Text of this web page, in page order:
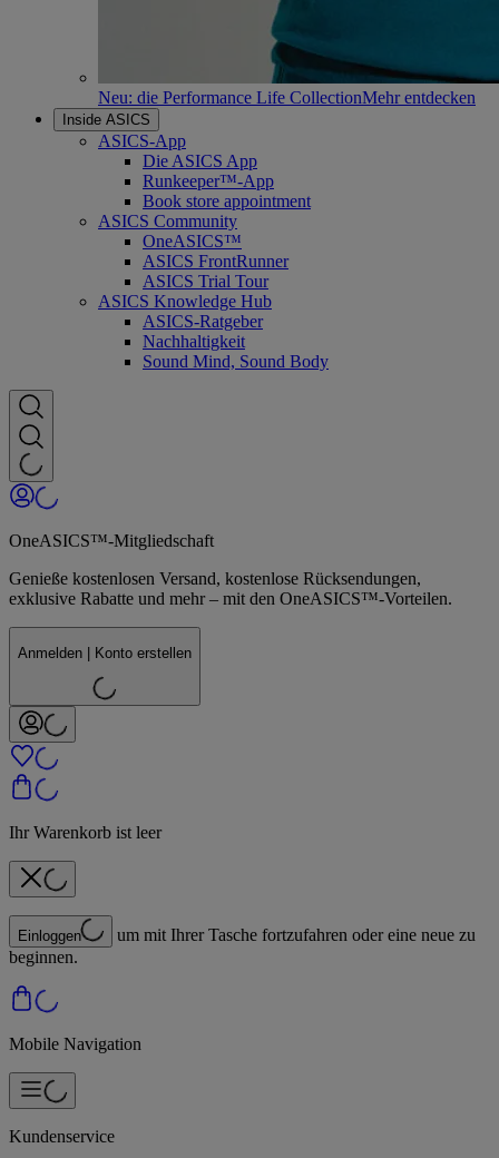
Neu: die Performance Life CollectionMehr entdecken
Inside ASICS
ASICS-App
Die ASICS App
Runkeeper™-App
Book store appointment
ASICS Community
OneASICS™
ASICS FrontRunner
ASICS Trial Tour
ASICS Knowledge Hub
ASICS-Ratgeber
Nachhaltigkeit
Sound Mind, Sound Body
OneASICS™-Mitgliedschaft
Genieße kostenlosen Versand, kostenlose Rücksendungen,
exklusive Rabatte und mehr – mit den OneASICS™-Vorteilen.
Anmelden | Konto erstellen
Ihr Warenkorb ist leer
Einloggen
um mit Ihrer Tasche fortzufahren oder eine neue zu
beginnen.
Mobile Navigation
Kundenservice